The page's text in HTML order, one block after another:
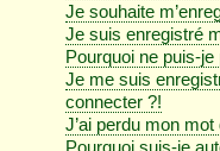
Je souhaite
Je suis enregistré
Pourquoi ne puis-
Je me suis
connecter ?!
J’ai perdu mon
Pourquoi suis-je